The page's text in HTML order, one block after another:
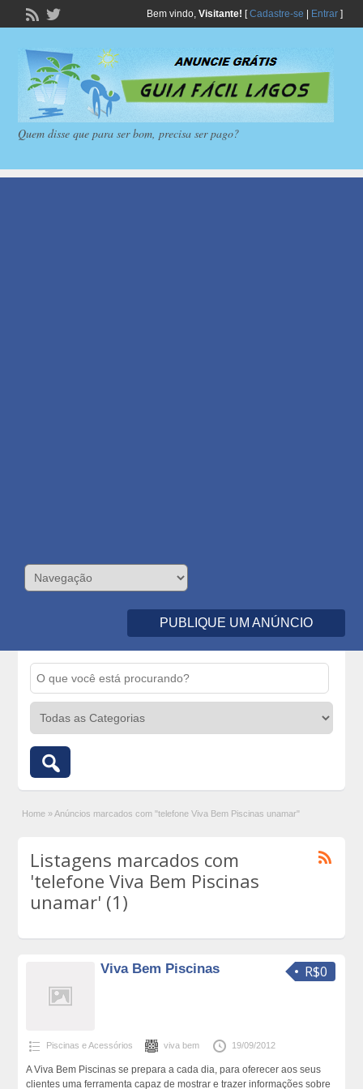
Bem vindo, Visitante! [Cadastre-se Entrar]
Quem disse que para ser bom, precisa ser pago?
PUBLIQUE UM ANÚNCIO
Home » Anúncios marcados com "telefone Viva Bem Piscinas unamar"
Listagens marcados com
'telefone Viva Bem Piscinas
unamar' (1)
R$0
Viva Bem Piscinas
Piscinas e Acessórios viva bem 19/09/2012
A Viva Bem Piscinas se prepara a cada dia, para oferecer aos seus
clientes uma ferramenta capaz de mostrar e trazer informações sobre